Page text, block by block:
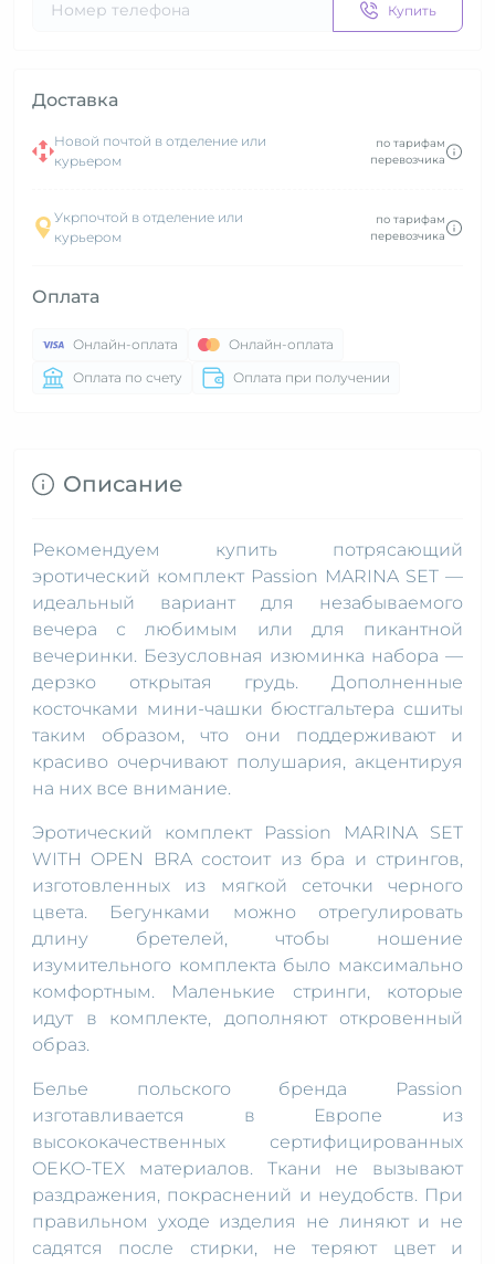
Купить
Доставка
Новой почтой в отделение или
курьером
по тарифам
перевозчика
Укрпочтой в отделение или
курьером
по тарифам
перевозчика
Оплата
Онлайн-оплата
Онлайн-оплата
Оплата по счету
Оплата при получении
Описание
Рекомендуем купить потрясающий
эротический комплект Passion MARINA SET —
идеальный вариант для незабываемого
вечера с любимым или для пикантной
вечеринки. Безусловная изюминка набора —
дерзко открытая грудь. Дополненные
косточками мини-чашки бюстгальтера сшиты
таким образом, что они поддерживают и
красиво очерчивают полушария, акцентируя
на них все внимание.
Эротический комплект Passion MARINA SET
WITH OPEN BRA состоит из бра и стрингов,
изготовленных из мягкой сеточки черного
цвета. Бегунками можно отрегулировать
длину бретелей, чтобы ношение
изумительного комплекта было максимально
комфортным. Маленькие стринги, которые
идут в комплекте, дополняют откровенный
образ.
Белье польского бренда Passion
изготавливается в Европе из
высококачественных сертифицированных
OEKO-TEX материалов. Ткани не вызывают
раздражения, покраснений и неудобств. При
правильном уходе изделия не линяют и не
садятся после стирки, не теряют цвет и